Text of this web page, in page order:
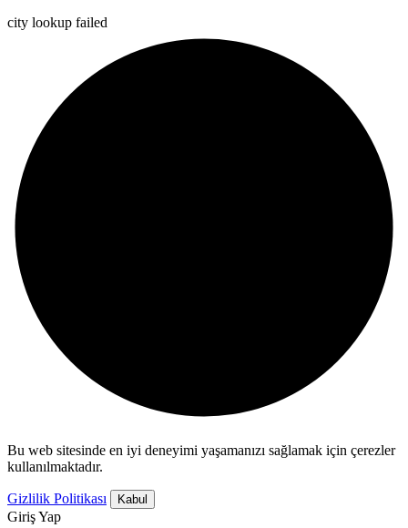
city lookup failed
Bu web sitesinde en iyi deneyimi yaşamanızı sağlamak için çerezler
kullanılmaktadır.
Gizlilik Politikası Kabul
Giriş Yap